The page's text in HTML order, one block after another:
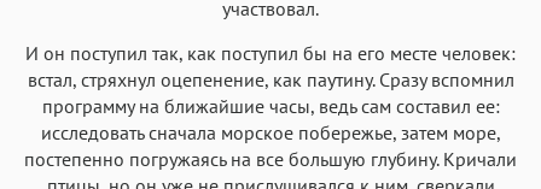
участвовал.
И он поступил так, как поступил бы на его месте человек:
встал, стряхнул оцепенение, как паутину. Сразу вспомнил
программу на ближайшие часы, ведь сам составил ее:
исследовать сначала морское побережье, затем море,
постепенно погружаясь на все большую глубину. Кричали